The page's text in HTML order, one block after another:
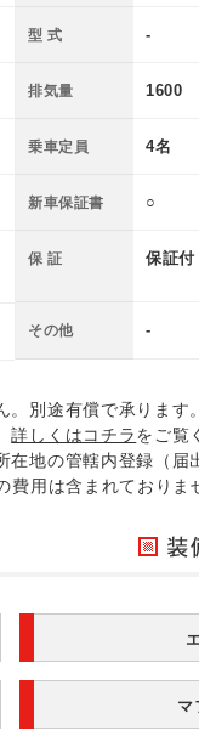
型 式 -
排気量 1600
乗車定員 4名
新車保証書 ○
保 証 保証付
その他 -
別途有償で承りま
詳しくはコチラをご覧
在地の管轄内登録（
用は含まれておりま
マ